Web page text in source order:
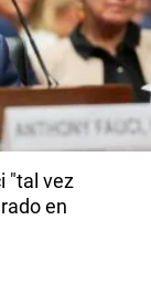
"tal vez
en